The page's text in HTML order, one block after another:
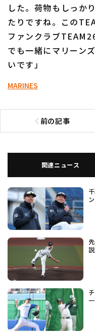
運営会社（別ウィンドウで開
特定商取引法の表示
した。荷物もしっか
たりですね。この
ファンクラブ
でも一緒にマリーン
いです」
MARINES
前の記事
前の記事へ
関連ニュース